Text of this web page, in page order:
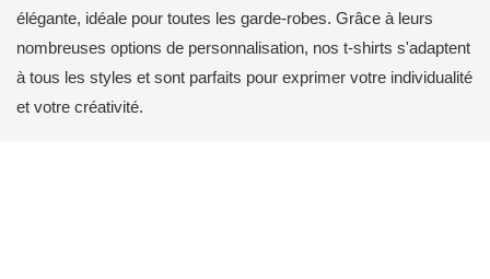
élégante, idéale pour toutes les garde-robes. Grâce à leurs
nombreuses options de personnalisation, nos t-shirts s'adaptent
à tous les styles et sont parfaits pour exprimer votre individualité
et votre créativité.